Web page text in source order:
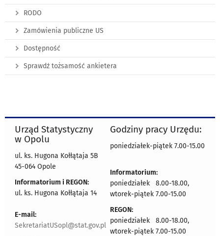
RODO
Zamówienia publiczne US
Dostępność
Sprawdź tożsamość ankietera
Urząd Statystyczny
w Opolu
ul. ks. Hugona Kołłątaja 5B
45-064 Opole
Informatorium i REGON:
ul. ks. Hugona Kołłątaja 14
E-mail:
SekretariatUSopl@stat.gov.pl
Godziny pracy Urzędu:
poniedziałek-piątek 7.00-15.00
Informatorium:
poniedziałek 8.00-18.00,
wtorek-piątek 7.00-15.00
REGON:
poniedziałek 8.00-18.00,
wtorek-piątek 7.00-15.00